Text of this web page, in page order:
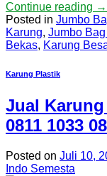
Continue reading →
Posted in Jumbo
Karung, Jumbo
Bekas, Karung
Karung Plastik
Jual
0811 1033
Posted on Juli 10,
Indo Semesta